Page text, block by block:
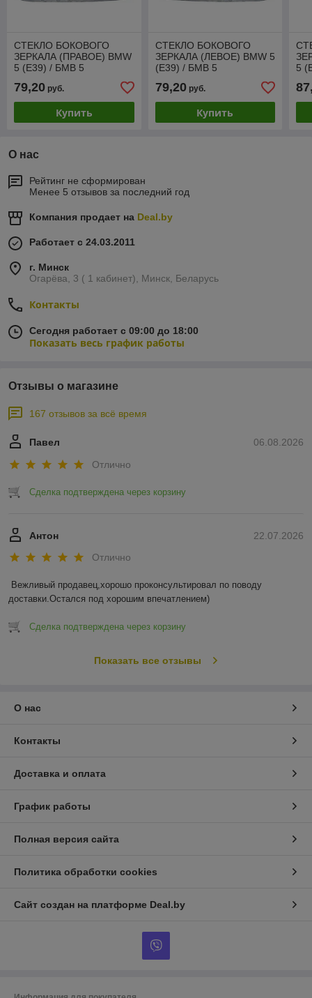
СТЕКЛО БОКОВОГО
ЗЕРКАЛА (ПРАВОЕ) BMW
5 (E39) / БМВ 5
79,20 руб.
Купить
СТЕКЛО БОКОВОГО
ЗЕРКАЛА (ЛЕВОЕ) BMW 5
(E39) / БМВ 5
79,20руб.
Купить
5
О нас
Рейтинг не сформирован
Менее 5 отзывов за последний год
Компания продает на Deal.by
Работает с 24.03.2011
г. Минск
Огарёва, 3 ( 1 кабинет), Минск, Беларусь
Контакты
Сегодня работает с 09:00 до 18:00
Показать весь график работы
Отзывы о магазине
167 отзывов за всё время
06.08.2026
Павел
Отлично
Сделка подтверждена через корзину
22.07.2026
Антон
Отлично
Вежливый продавец,хорошо проконсультировал по поводу
доставки.Остался под хорошим впечатлением)
Сделка подтверждена через корзину
Показать все отзывы
О нас
Контакты
Доставка и оплата
График работы
Полная версия сайта
Политика обработки cookies
Сайт создан на платформе Deal.by